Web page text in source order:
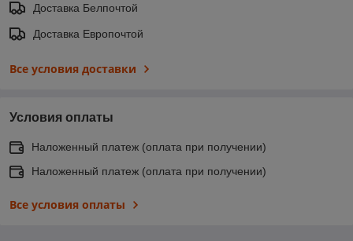
Доставка Белпочтой
Доставка Европочтой
Все условия доставки
Условия оплаты
Наложенный платеж (оплата при получении)
Наложенный платеж (оплата при получении)
Все условия оплаты